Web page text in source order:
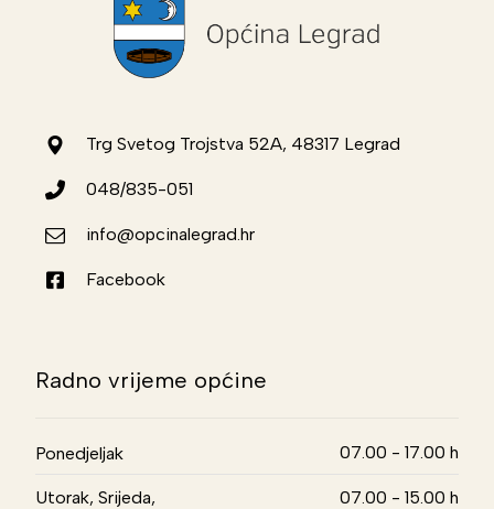
Trg Svetog Trojstva 52A, 48317 Legrad
048/835-051
info@opcinalegrad.hr
Facebook
Radno vrijeme općine
Ponedjeljak 07.00 - 17.00 h
Utorak, Srijeda,
07.00 - 15.00 h